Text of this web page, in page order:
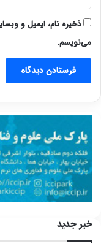
ذخیره نام، ایمیل و
می‌نویسم.
خبر جدید